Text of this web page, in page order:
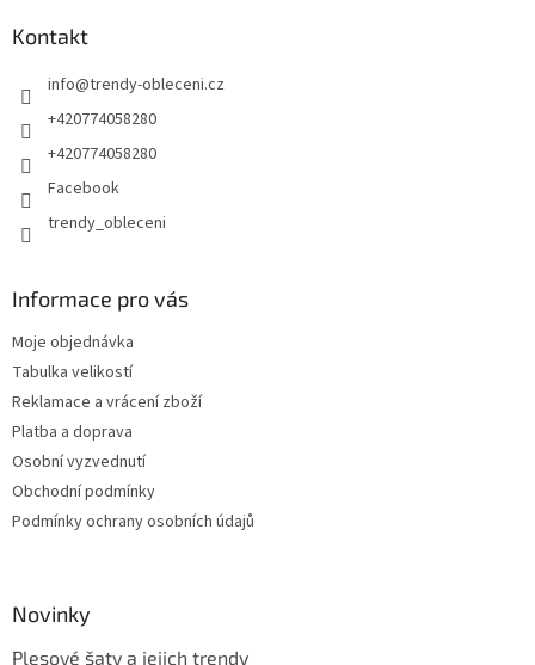
Kontakt
info@trendy-obleceni.cz
+420774058280
+420774058280
Facebook
trendy_obleceni
Informace pro vás
Moje objednávka
Tabulka velikostí
Reklamace a vrácení zboží
Platba a doprava
Osobní vyzvednutí
Obchodní podmínky
Podmínky ochrany osobních údajů
Novinky
Plesové šaty a jejich trendy